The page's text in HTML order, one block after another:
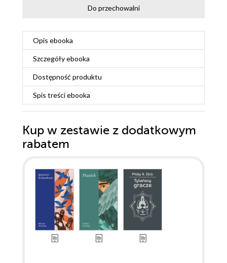
Do przechowalni
Opis ebooka
Szczegółyebooka
Dostępność produktu
Spis treściebooka
Kup w zestawie z dodatkowym
rabatem